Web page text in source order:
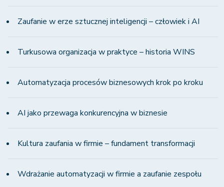
Zaufanie w erze sztucznej inteligencji – człowiek i AI
Turkusowa organizacja w praktyce – historia WINS
Automatyzacja procesów biznesowych krok po kroku
AI jako przewaga konkurencyjna w biznesie
Kultura zaufania w firmie – fundament transformacji
Wdrażanie automatyzacji w firmie a zaufanie zespołu